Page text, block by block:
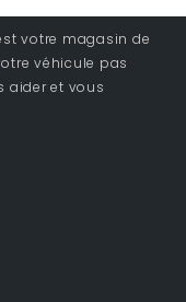
votre magasin de
véhicule pas
aider et vous